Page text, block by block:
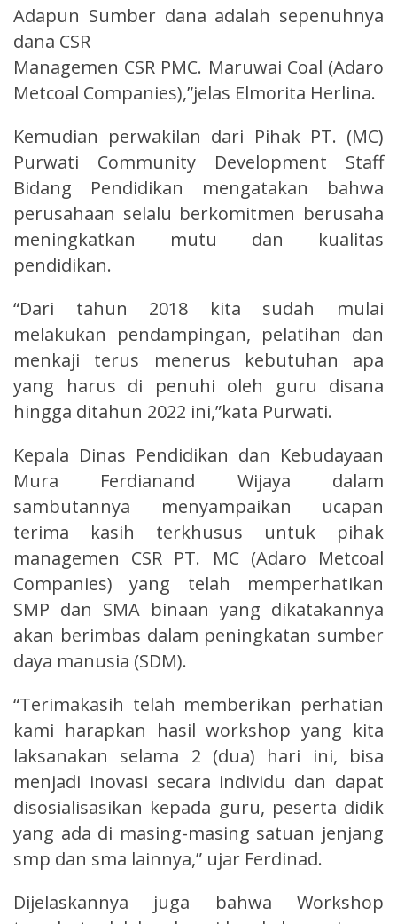
Adapun Sumber dana adalah sepenuhnya
dana CSR
Managemen CSR PMC. Maruwai Coal (Adaro
Metcoal Companies),”jelas Elmorita Herlina.
Kemudian perwakilan dari Pihak PT. (MC)
Purwati Community Development Staff
Bidang Pendidikan mengatakan bahwa
perusahaan selalu berkomitmen berusaha
meningkatkan mutu dan kualitas
pendidikan.
“Dari tahun 2018 kita sudah mulai
melakukan pendampingan, pelatihan dan
menkaji terus menerus kebutuhan apa
yang harus di penuhi oleh guru disana
hingga ditahun 2022 ini,”kata Purwati.
Kepala Dinas Pendidikan dan Kebudayaan
Mura Ferdianand Wijaya dalam
sambutannya menyampaikan ucapan
terima kasih terkhusus untuk pihak
managemen CSR PT. MC (Adaro Metcoal
Companies) yang telah memperhatikan
SMP dan SMA binaan yang dikatakannya
akan berimbas dalam peningkatan sumber
daya manusia (SDM).
“Terimakasih telah memberikan perhatian
kami harapkan hasil workshop yang kita
laksanakan selama 2 (dua) hari ini, bisa
menjadi inovasi secara individu dan dapat
disosialisasikan kepada guru, peserta didik
yang ada di masing-masing satuan jenjang
smp dan sma lainnya,” ujar Ferdinad.
Dijelaskannya juga bahwa Workshop